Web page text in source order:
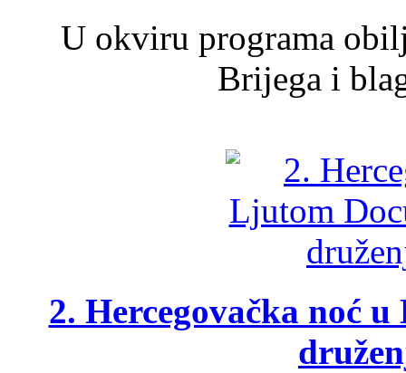
U okviru programa
Brijega i
2. Hercegovačka noć